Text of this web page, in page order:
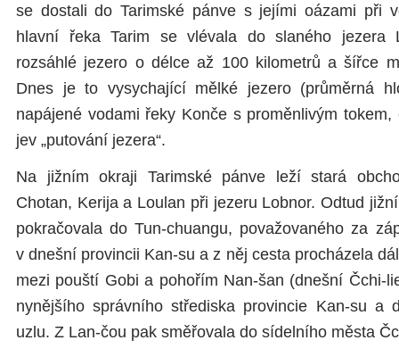
se dostali do Tarimské pánve s jejími oázami při
hlavní řeka Tarim se vlévala do slaného jezera
rozsáhlé jezero o délce až 100 kilometrů a šířce
Dnes je to vysychající mělké jezero (průměrná
napájené vodami řeky Konče s proměnlivým
jev „putování jezera“.
Na jižním okraji Tarimské pánve leží stará
Chotan, Kerija a Loulan při jezeru Lobnor. Odtud
pokračovala do Tun-chuangu, považovaného za
v dnešní provincii Kan-su a z něj cesta procházela
mezi pouští Gobi a pohořím Nan-šan (dnešní Čchi-
nynějšího správního střediska provincie Kan-su a
uzlu. Z Lan-čou pak směřovala do sídelního města